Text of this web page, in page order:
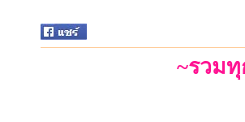
~รวม